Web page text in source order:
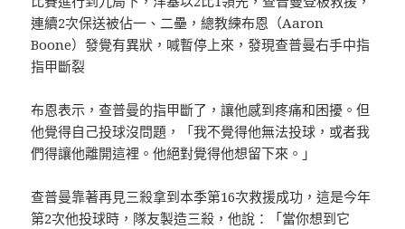
連續2次保送被佔一、二壘，總教練布恩（Aaron
Boone）發覺有異狀，喊暫停上來，發現查普曼右手中指
指甲斷裂
布恩表示，查普曼的指甲斷了，讓他感到疼痛和困擾。但
他覺得自己投球沒問題，「我不覺得他無法投球，或者我
們得讓他離開這裡。他絕對覺得他想留下來。」
查普曼靠著再見三殺拿到本季第16次救援成功，這是今年
第2次他投球時，隊友製造三殺，他說：「當你想到它